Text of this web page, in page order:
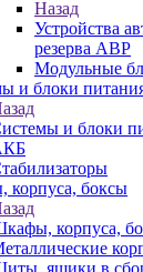
Назад
Устройства
резерва АВР
Модульные
и блоки
и блоки
боксы
корпуса,
ящики в